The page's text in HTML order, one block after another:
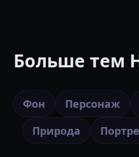
Больше тем
Фон Персонаж
Природа